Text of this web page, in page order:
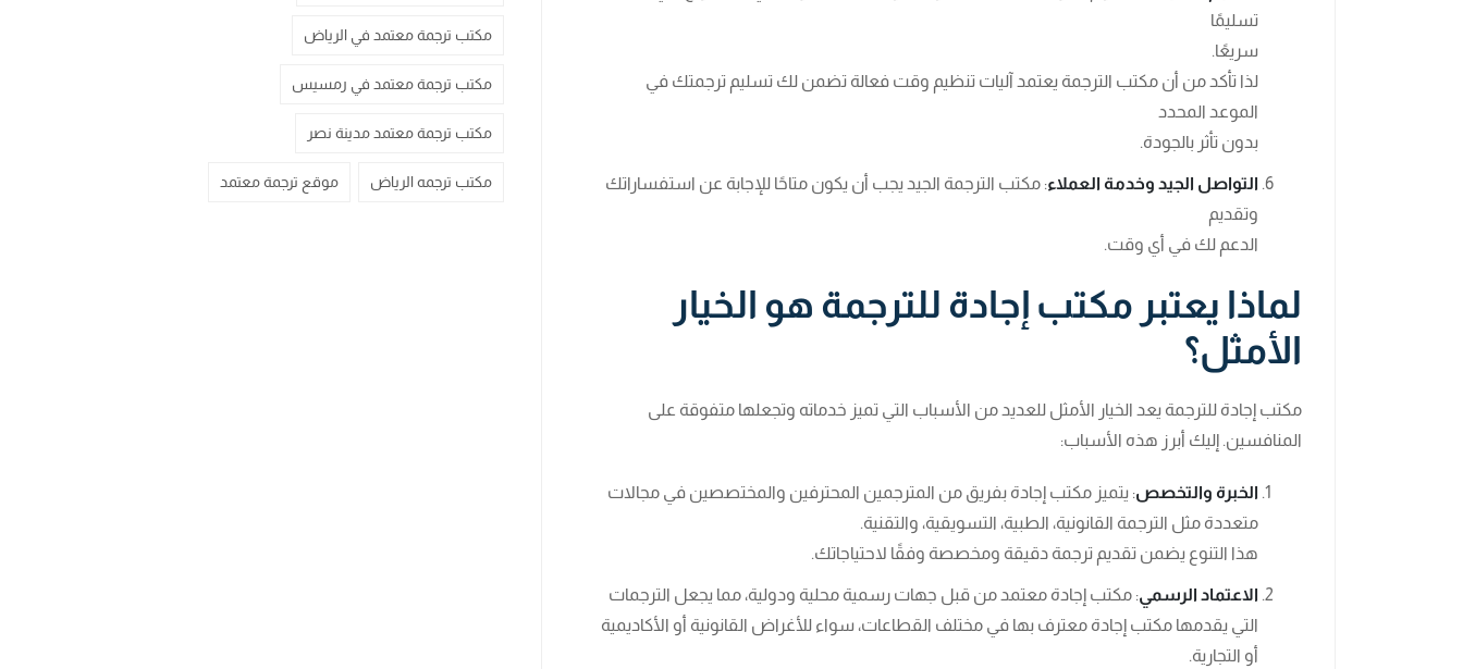
تسليمًا
سريعًا.
لذا تأكد من أن مكتب الترجمة يعتمد آليات تنظيم وقت فعالة تضمن لك تسليم ترجمتك في
الموعد المحدد
بدون تأثر بالجودة.
التواصل الجيد وخدمة العملاء: مكتب الترجمة الجيد يجب أن يكون متاحًا للإجابة عن استفساراتك
وتقديم
الدعم لك في أي وقت.
لماذا يعتبر مكتب إجادة للترجمة هو الخيار
الأمثل؟
مكتب إجادة للترجمة يعد الخيار الأمثل للعديد من الأسباب التي تميز خدماته وتجعلها متفوقة على
المنافسين. إليك أبرز هذه الأسباب:
الخبرة والتخصص: يتميز مكتب إجادة بفريق من المترجمين المحترفين والمختصصين في مجالات
متعددة مثل الترجمة القانونية، الطبية، التسويقية، والتقنية.
هذا التنوع يضمن تقديم ترجمة دقيقة ومخصصة وفقًا لاحتياجاتك.
الاعتماد الرسمي: مكتب إجادة معتمد من قبل جهات رسمية محلية ودولية، مما يجعل الترجمات
التي يقدمها مكتب إجادة معترف بها في مختلف القطاعات، سواء للأغراض القانونية أو الأكاديمية
أو التجارية.
مكتب ترجمة معتمد في الرياض
مكتب ترجمة معتمد في رمسيس
مكتب ترجمة معتمد مدينة نصر
مكتب ترجمه الرياض موقع ترجمة معتمد